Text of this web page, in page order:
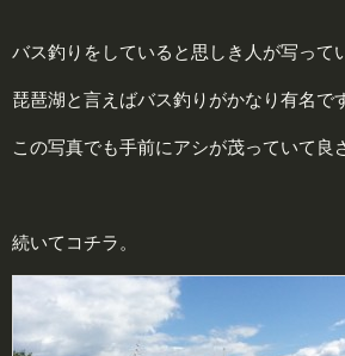
バス釣りをしていると思しき人が写って
琵琶湖と言えばバス釣りがかなり有名で
この写真でも手前にアシが茂っていて良
続いてコチラ。